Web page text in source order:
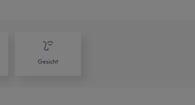
Gesicht